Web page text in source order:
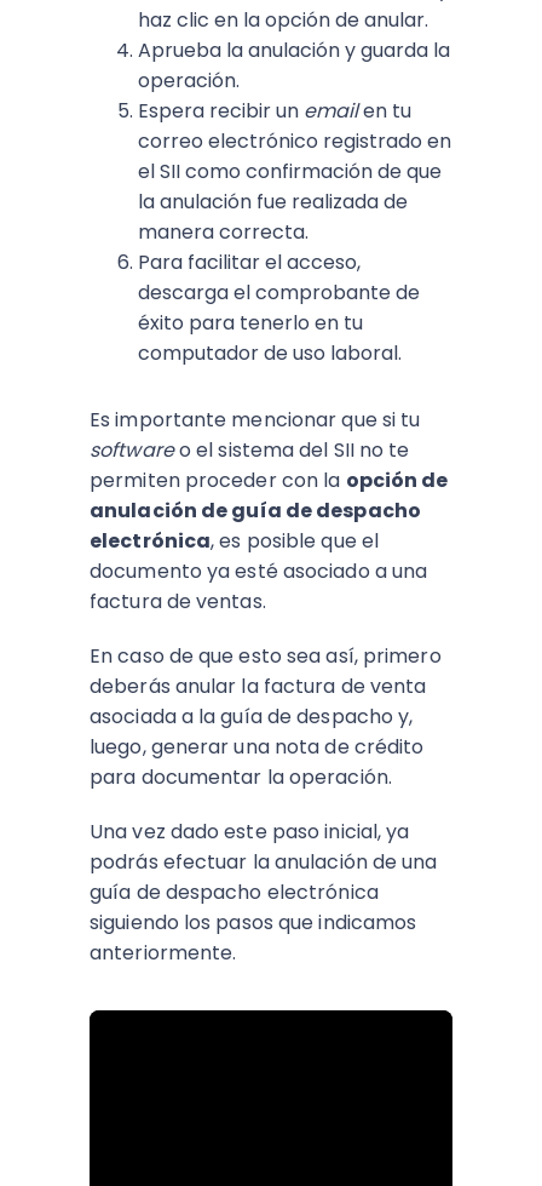
haz clic en la opción de anular.
Aprueba la anulación y guarda la
operación.
Espera recibir un emailen tu
correo electrónico registrado en
el SII como confirmación de que
la anulación fue realizada de
manera correcta.
Para facilitar el acceso,
descarga el comprobante de
éxito para tenerlo en tu
computador de uso laboral.
Es importante mencionar que si tu
softwareo el sistema del SII no te
permiten proceder con la opción de
anulación de guía de despacho
electrónica, es posible que el
documento ya esté asociado a una
factura de ventas.
En caso de que esto sea así, primero
deberás anular la factura de venta
asociada a la guía de despacho y,
luego, generar una nota de crédito
para documentar la operación.
Una vez dado este paso inicial, ya
podrás efectuar la anulación de una
guía de despacho electrónica
siguiendo los pasos que indicamos
anteriormente.